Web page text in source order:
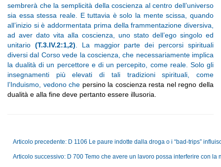
sembrerà che la semplicità della coscienza al centro dell’universo
sia essa stessa reale. E tuttavia è solo la mente scissa, quando
all’inizio si è addormentata prima della frammentazione diversiva,
ad aver dato vita alla coscienza, uno stato dell’ego singolo ed
unitario (T.3.IV.2:1,2) . La maggior parte dei percorsi spirituali
diversi dal Corso vede la coscienza, che necessariamente implica
la dualità di un percettore e di un percepito, come reale. Solo gli
insegnamenti più elevati di tali tradizioni spirituali, come
l’Induismo, vedono che persino la coscienza resta nel regno della
dualità e alla fine deve pertanto essere illusoria.
Articolo precedente: D 1106 Le paure indotte dalla droga o i “bad-trips”
Articolo successivo: D 700 Temo che avere un lavoro possa interferire con